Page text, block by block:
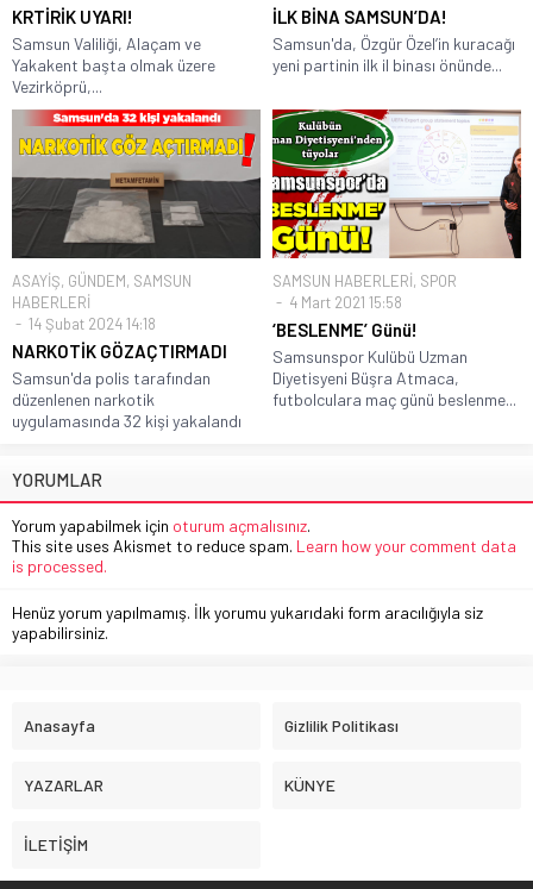
KRTİRİK UYARI!
Samsun Valiliği, Alaçam ve
Yakakent başta olmak üzere
Vezirköprü,...
İLK BİNA SAMSUN’DA!
Samsun'da, Özgür Özel’in kuracağı
yeni partinin ilk il binası önünde...
ASAYİŞ, GÜNDEM, SAMSUN
HABERLERİ
14 Şubat 2024 14:18
NARKOTİK GÖZAÇTIRMADI
Samsun'da polis tarafından
düzenlenen narkotik
uygulamasında 32 kişi yakalandı
SAMSUN HABERLERİ, SPOR
4 Mart 2021 15:58
‘BESLENME’ Günü!
Samsunspor Kulübü Uzman
Diyetisyeni Büşra Atmaca,
futbolculara maç günü beslenme...
YORUMLAR
Yorum yapabilmek için oturum açmalısınız.
This site uses Akismet to reduce spam. Learn how your comment data
is processed.
Henüz yorum yapılmamış. İlk yorumu yukarıdaki form aracılığıyla siz
yapabilirsiniz.
Anasayfa Gizlilik Politikası
YAZARLAR KÜNYE
İLETİŞİM